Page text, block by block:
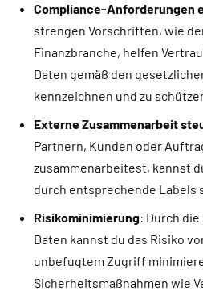
Compliance-Anforderungen
strengen Vorschriften, wie
Finanzbranche, helfen
Daten gemäß den
kennzeichnen und zu
Externe Zusammenarbeit
Partnern, Kunden oder
zusammenarbeitest, kannst
durch entsprechende Labels
Risikominimierung: Durch
Daten kannst du das Risiko
unbefugtem Zugriff
Sicherheitsmaßnahmen wie